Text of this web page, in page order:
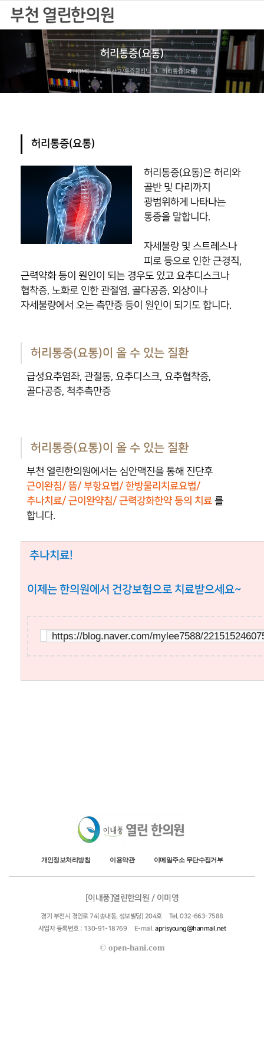
허리통증(요통)
HOME 교통사고/통증클리닉 허리통증(요통)
허리통증(요통)
허리통증(요통)은 허리와
골반 및 다리까지
광범위하게 나타나는
통증을 말합니다.
자세불량 및 스트레스나
피로 등으로 인한 근경직,
근력약화 등이 원인이 되는 경우도 있고 요추디스크나
협착증, 노화로 인한 관절염, 골다공증, 외상이나
자세불량에서 오는 측만증 등이 원인이 되기도 합니다.
허리통증(요통)이 올 수 있는 질환
급성요추염좌, 관절통, 요추디스크, 요추협착증,
골다공증, 척추측만증
허리통증(요통)이 올 수 있는 질환
부천 열린한의원에서는 심안맥진을 통해 진단후
근이완침/ 뜸/ 부항요법/ 한방물리치료요법/
추나치료/ 근이완약침/ 근력강화한약 등의 치료 를
합니다.
추나치료!
이제는 한의원에서 건강보험으로 치료받으세요~
https://blog.naver.com/mylee7588/
개인정보처리방침 이용약관 이메일주소 무단수집거부
[이내풍]열린한의원 / 이미영
경기 부천시 경인로 74(송내동, 성보빌딩) 204호
Tel. 032-663-7588
사업자 등록번호 : 130-91-18769
E-mail.aprisyoung@hanmail.net
© open-hani.com